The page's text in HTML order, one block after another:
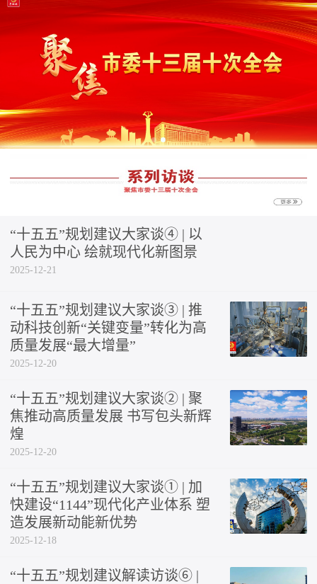
“十五五”规划建议大家谈④ | 以
人民为中心 绘就现代化新图景
2025-12-21
“十五五”规划建议大家谈③ | 推
动科技创新“关键变量”转化为高
质量发展“最大增量”
2025-12-20
“十五五”规划建议大家谈② | 聚
焦推动高质量发展 书写包头新辉
煌
2025-12-20
“十五五”规划建议大家谈① | 加
快建设“1144”现代化产业体系 塑
造发展新动能新优势
2025-12-18
“十五五”规划建议解读访谈⑥ |